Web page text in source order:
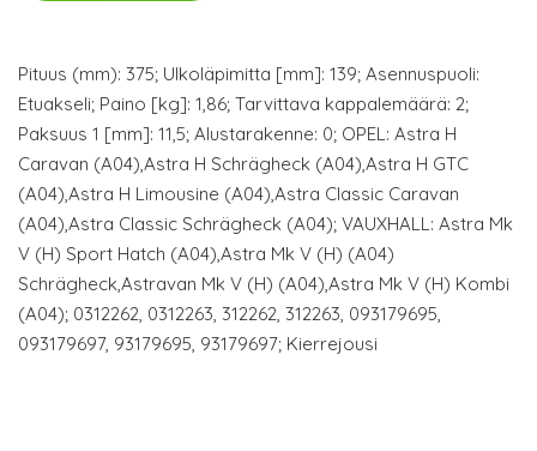
Pituus (mm): 375; Ulkoläpimitta [mm]: 139; Asennuspuoli:
Etuakseli; Paino [kg]: 1,86; Tarvittava kappalemäärä: 2;
Paksuus 1 [mm]: 11,5; Alustarakenne: 0; OPEL: Astra H
Caravan (A04),Astra H Schrägheck (A04),Astra H GTC
(A04),Astra H Limousine (A04),Astra Classic Caravan
(A04),Astra Classic Schrägheck (A04); VAUXHALL: Astra Mk
V (H) Sport Hatch (A04),Astra Mk V (H) (A04)
Schrägheck,Astravan Mk V (H) (A04),Astra Mk V (H) Kombi
(A04); 0312262, 0312263, 312262, 312263, 093179695,
093179697, 93179695, 93179697; Kierrejousi